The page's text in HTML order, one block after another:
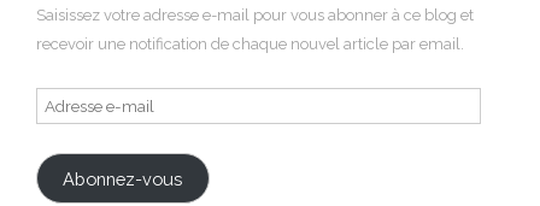
Saisissez votre adresse e-mail pour vous abonner à ce blog et
recevoir une notification de chaque nouvel article par email.
Adresse
e-
mail
Abonnez-vous